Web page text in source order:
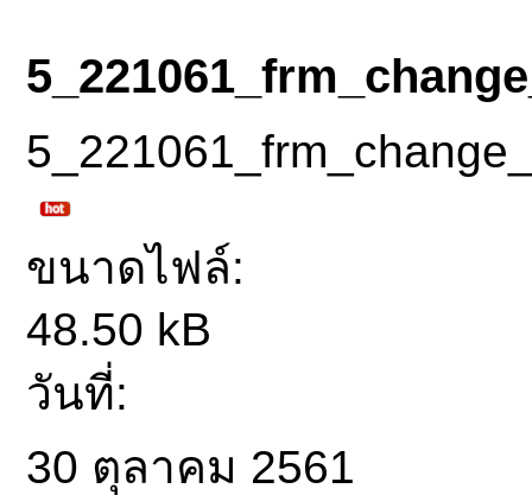
ขนาดไฟล์:
48.50 kB
วันที่:
30 ตุลาคม 2561